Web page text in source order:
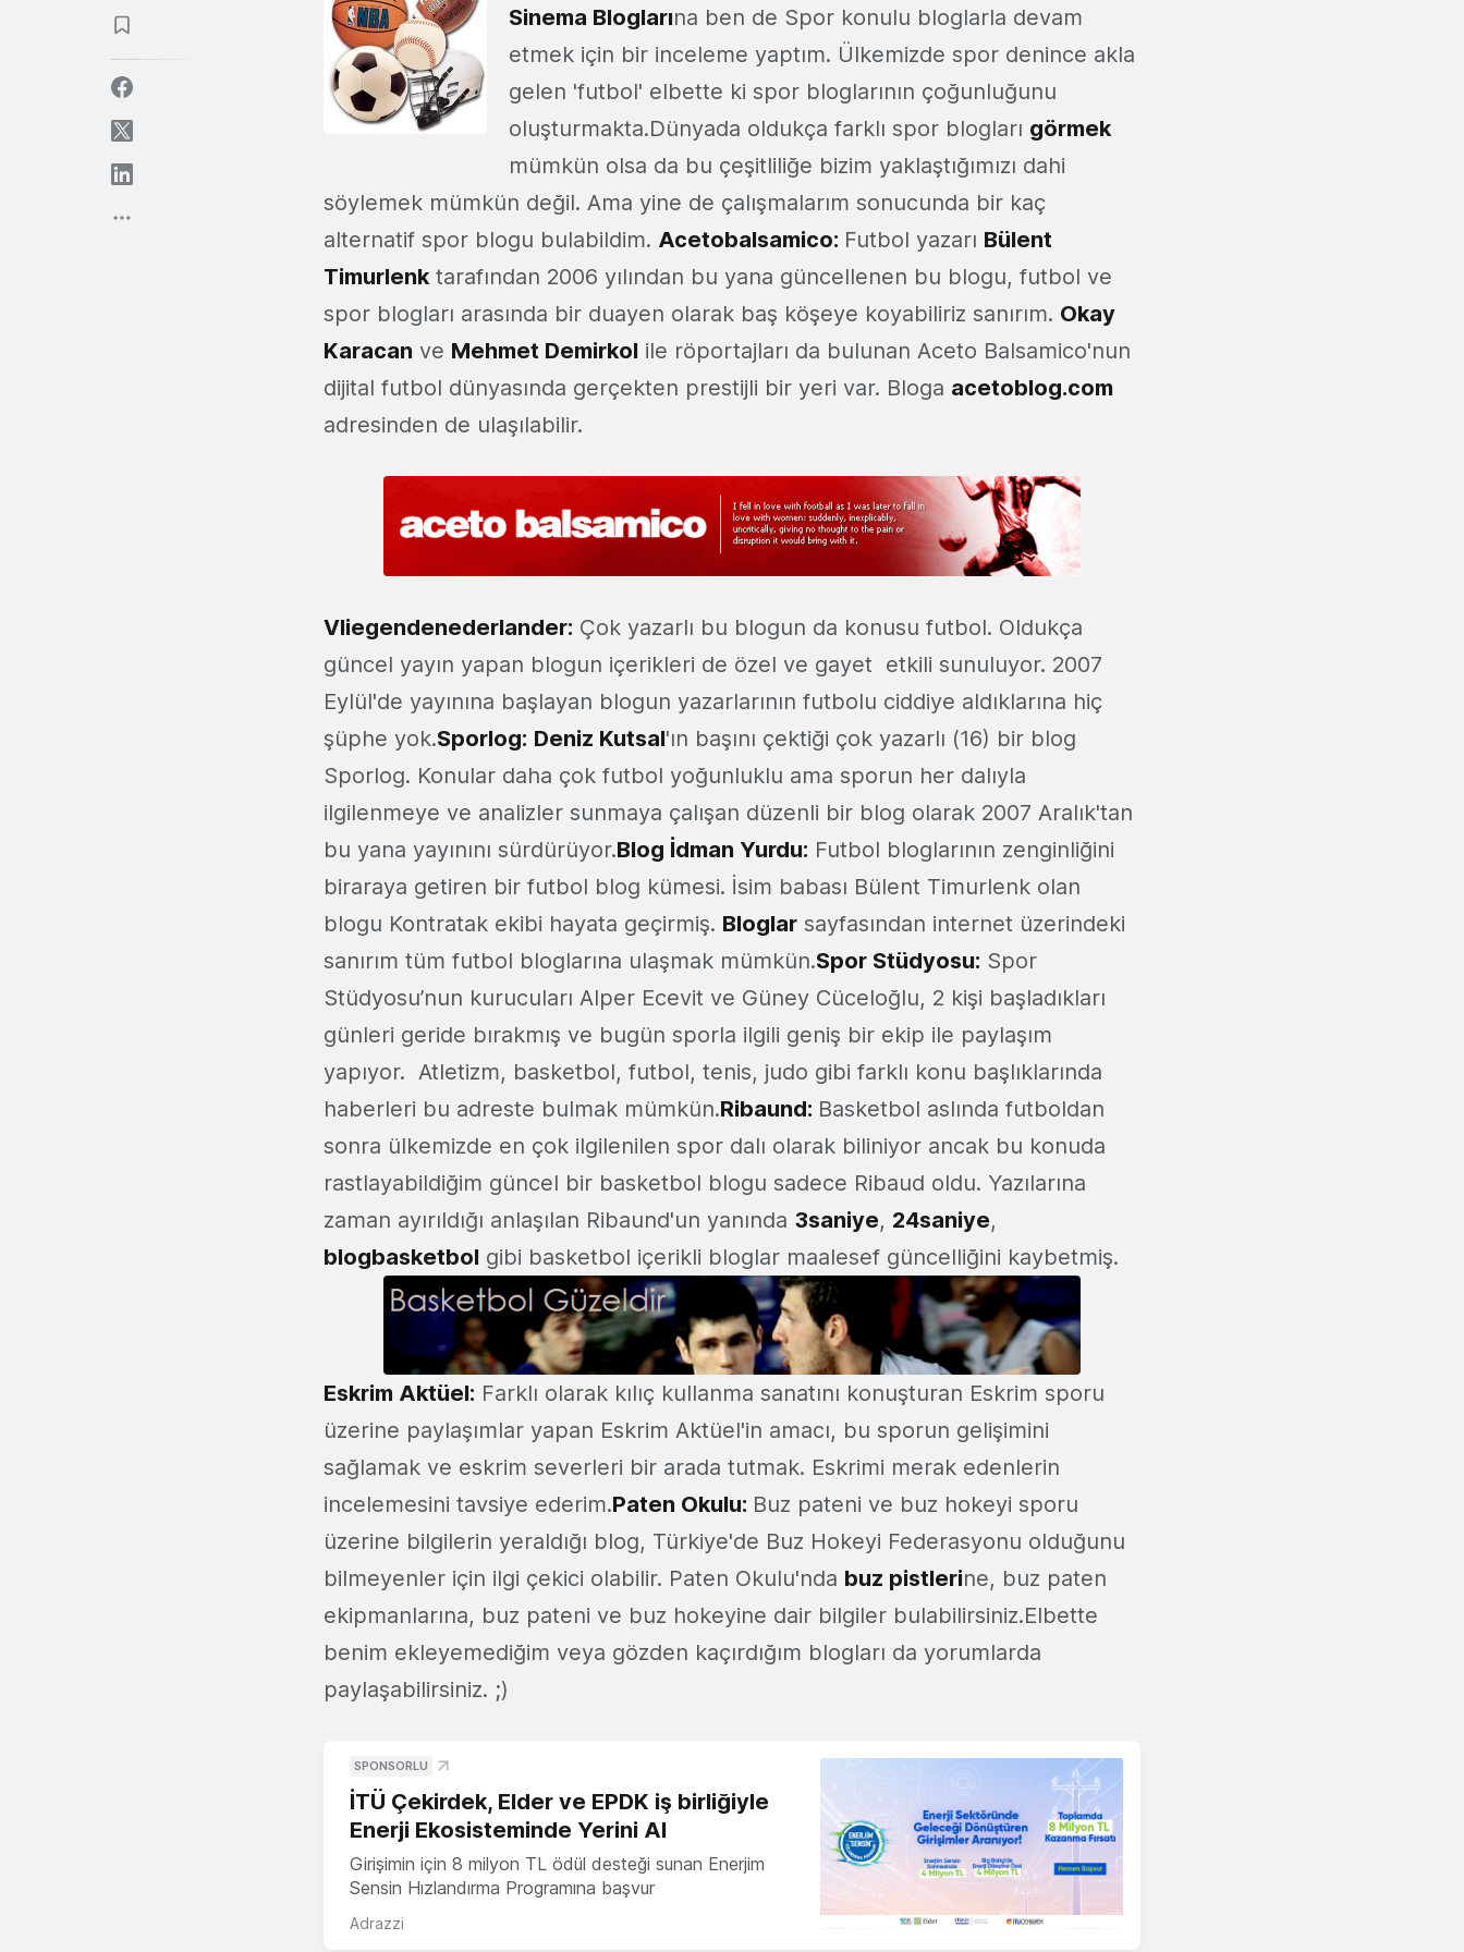
Sinema Bloglarına ben de Spor konulu bloglarla devam
etmek için bir inceleme yaptım. Ülkemizde spor denince akla
gelen 'futbol' elbette ki spor bloglarının çoğunluğunu
oluşturmakta.Dünyada oldukça farklı spor blogları görmek
mümkün olsa da bu çeşitliliğe bizim yaklaştığımızı dahi
söylemek mümkün değil. Ama yine de çalışmalarım sonucunda bir kaç
alternatif spor blogu bulabildim. Acetobalsamico: Futbol yazarı Bülent
Timurlenktarafından 2006 yılından bu yana güncellenen bu blogu, futbol ve
spor blogları arasında bir duayen olarak baş köşeye koyabiliriz sanırım. Okay
Karacan ve Mehmet Demirkol ile röportajları da bulunan Aceto Balsamico'nun
dijital futbol dünyasında gerçekten prestijli bir yeri var. Bloga acetoblog.com
adresinden de ulaşılabilir.
Vliegendenederlander: Çok yazarlı bu blogun da konusu futbol. Oldukça
güncel yayın yapan blogun içerikleri de özel ve gayet etkili sunuluyor. 2007
Eylül'de yayınına başlayan blogun yazarlarının futbolu ciddiye aldıklarına hiç
şüphe yok.Sporlog: Deniz Kutsal'ın başını çektiği çok yazarlı (16) bir blog
Sporlog. Konular daha çok futbol yoğunluklu ama sporun her dalıyla
ilgilenmeye ve analizler sunmaya çalışan düzenli bir blog olarak 2007 Aralık'tan
bu yana yayınını sürdürüyor.Blog İdman Yurdu: Futbol bloglarının zenginliğini
biraraya getiren bir futbol blog kümesi. İsim babası Bülent Timurlenk olan
blogu Kontratak ekibi hayata geçirmiş. Bloglar sayfasından internet üzerindeki
sanırım tüm futbol bloglarına ulaşmak mümkün.Spor Stüdyosu: Spor
Stüdyosu’nun kurucuları Alper Ecevit ve Güney Cüceloğlu, 2 kişi başladıkları
günleri geride bırakmış ve bugün sporla ilgili geniş bir ekip ile paylaşım
yapıyor. Atletizm, basketbol, futbol, tenis, judo gibi farklı konu başlıklarında
haberleri bu adreste bulmak mümkün.Ribaund: Basketbol aslında futboldan
sonra ülkemizde en çok ilgilenilen spor dalı olarak biliniyor ancak bu konuda
rastlayabildiğim güncel bir basketbol blogu sadece Ribaud oldu. Yazılarına
zaman ayırıldığı anlaşılan Ribaund'un yanında 3saniye, 24saniye,
blogbasketbol gibi basketbol içerikli bloglar maalesef güncelliğini kaybetmiş.
Eskrim Aktüel: Farklı olarak kılıç kullanma sanatını konuşturan Eskrim sporu
üzerine paylaşımlar yapan Eskrim Aktüel'in amacı, bu sporun gelişimini
sağlamak ve eskrim severleri bir arada tutmak. Eskrimi merak edenlerin
incelemesini tavsiye ederim.Paten Okulu: Buz pateni ve buz hokeyi sporu
üzerine bilgilerin yeraldığı blog, Türkiye'de Buz Hokeyi Federasyonu olduğunu
bilmeyenler için ilgi çekici olabilir. Paten Okulu'nda buz pistlerine, buz paten
ekipmanlarına, buz pateni ve buz hokeyine dair bilgiler bulabilirsiniz.Elbette
benim ekleyemediğim veya gözden kaçırdığım blogları da yorumlarda
paylaşabilirsiniz. ;)
SPONSORLU
İTÜ Çekirdek, Elder ve EPDK iş birliğiyle
Enerji Ekosisteminde Yerini Al
Girişimin için 8 milyon TL ödül desteği sunan Enerjim
Sensin Hızlandırma Programına başvur
Adrazzi